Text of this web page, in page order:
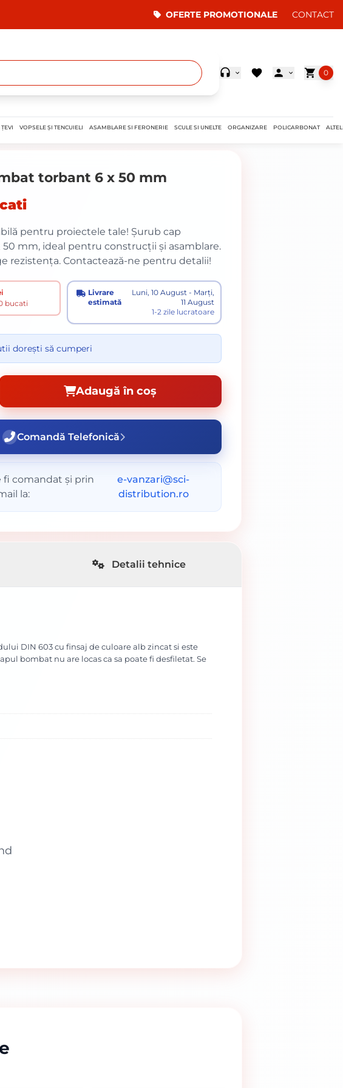
OFERTE PROMOTIONALE CONTACT
0
ȚEVI VOPSELE ȘI TENCUIELI ASAMBLARE SI FERONERIE SCULE SI UNELTE ORGANIZARE POLICARBONAT
torbant 6 x 50 mm
pentru proiectele tale! Șurub cap
mm, ideal pentru construcții și asamblare.
rezistența. Contactează-ne pentru detalii!
bucati
Livrare
estimată
Luni, 10 August - Marți,
11 August
1-2 zile lucratoare
dorești să cumperi
Adaugă în coș
Comandă Telefonică
fi comandat și prin
la:
e-vanzari@sci-
distribution.ro
Detalii tehnice
DIN 603 cu finsaj de culoare alb zincat si este
bombat nu are locas ca sa poate fi desfiletat. Se